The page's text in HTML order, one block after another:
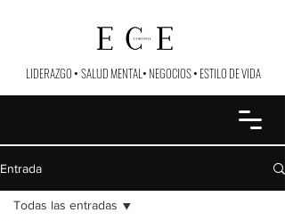
LIDERAZGO • SALUD MENTAL• NEGOCIOS• ESTILO DE VIDA
Entrada
Todas las entradas